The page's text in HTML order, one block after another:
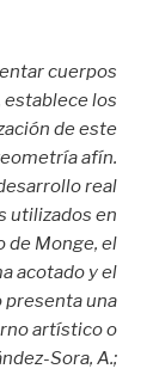
cuerpos
establece los
de este
afín.
real
utilizados en
de Monge, el
acotado y el
presenta una
artístico o
Sora, A.;